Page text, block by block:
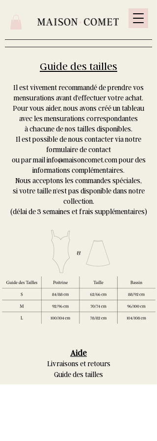
Guide des tailles
Il est vivement recommandé de prendre vos
mensurations avant d'effectuer votre achat.
Pour vous aider, nous avons créé un tableau
avec les mensurations correspondantes
à chacune de nos tailles disponibles.
Il est possible de nous contacter via notre
formulaire de contact
ou par mail info@maisoncomet.com pour des
informations complémentaires.
Nous acceptons les commandes spéciales,
si votre taille n'est pas disponible dans notre
collection​.
(délai de 3 semaines et frais supplémentaires)
Aide
Livraisons et retours
Guide des tailles